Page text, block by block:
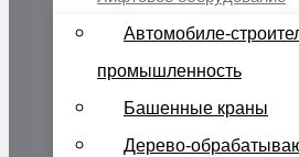
Автомобиле-
промышленность
Башенные краны
Дерево-